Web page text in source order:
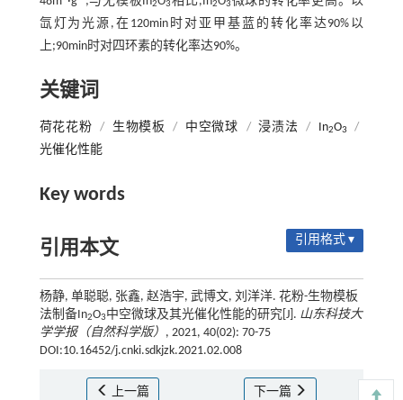
2 3 2 3
氙灯为光源,在120min时对亚甲基蓝的转化率达90%以
上;90min时对四环素的转化率达90%。
关键词
荷花花粉 / 生物模板 / 中空微球 / 浸渍法 / In2O3
/
光催化性能
Key words
引用本文 引用格式 ▾
杨静, 单聪聪, 张鑫, 赵浩宇, 武博文, 刘洋洋. 花粉-生物模板
法制备In2O3中空微球及其光催化性能的研究[J]. 山东科技大
学学报（自然科学版） , 2021, 40(02): 70-75
DOI:10.16452/j.cnki.sdkjzk.2021.02.008
上一篇 下一篇